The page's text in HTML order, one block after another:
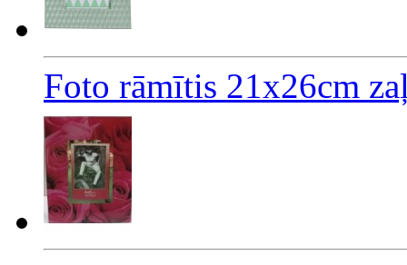
Foto rāmītis 21x26cm